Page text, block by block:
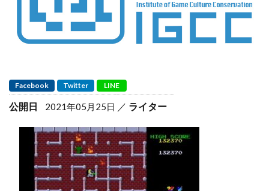
Facebook Twitter LINE
公開日 2021年05月25日 ライター